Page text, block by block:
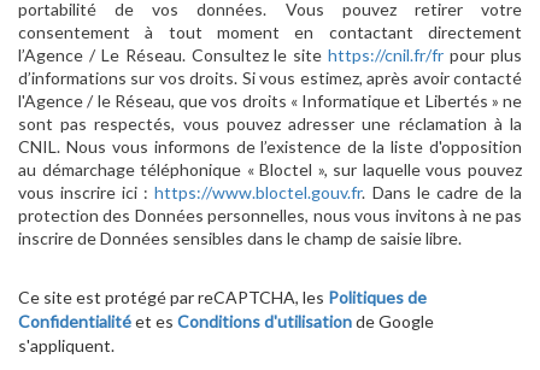
portabilité de vos données. Vous pouvez retirer votre
consentement à tout moment en contactant directement
l’Agence / Le Réseau. Consultez le sitehttps://cnil.fr/fr pour plus
d’informations sur vos droits. Si vous estimez, après avoir contacté
l'Agence / le Réseau, que vos droits « Informatique et Libertés » ne
sont pas respectés, vous pouvez adresser une réclamation à la
CNIL. Nous vous informons de l’existence de la liste d'opposition
au démarchage téléphonique « Bloctel », sur laquelle vous pouvez
vous inscrire ici :https://www.bloctel.gouv.fr. Dans le cadre de la
protection des Données personnelles, nous vous invitons à ne pas
inscrire de Données sensibles dans le champ de saisie libre.
Ce site est protégé par reCAPTCHA, les Politiques de
Confidentialitéet es Conditions d'utilisationde Google
s'appliquent.